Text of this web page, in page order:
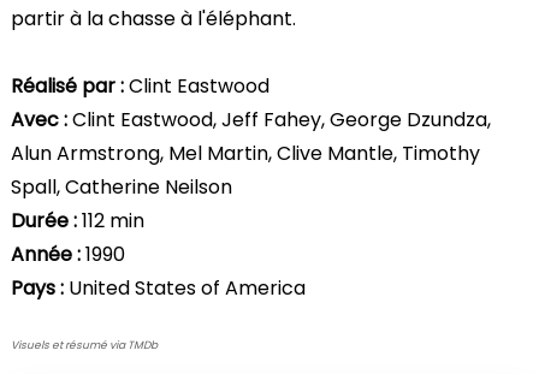
partir à la chasse à l'éléphant.
Réalisé par :Clint Eastwood
Avec :Clint Eastwood, Jeff Fahey, George Dzundza,
Alun Armstrong, Mel Martin, Clive Mantle, Timothy
Spall, Catherine Neilson
Durée :112 min
Année :1990
Pays : United States of America
Visuels et résumé via TMDb